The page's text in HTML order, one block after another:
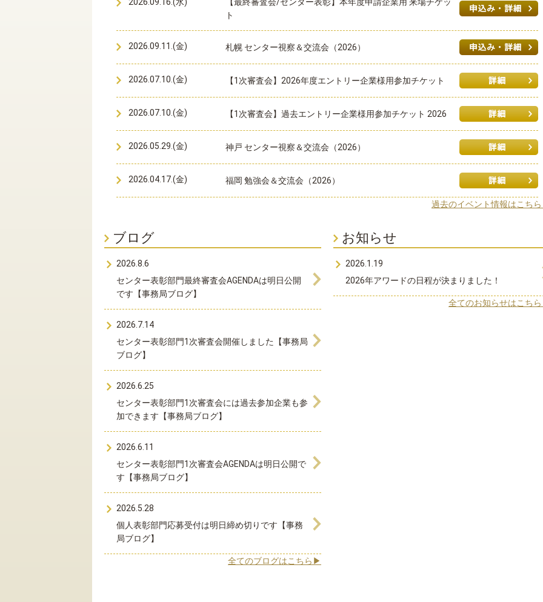
ト
2026.09.11.(金) 札幌 センター視察＆交流会（2026）
2026.07.10.(金) 【1次審査会】2026年度エントリー企業様用参加チケット
2026.07.10.(金) 【1次審査会】過去エントリー企業様用参加チケット 2026
2026.05.29.(金) 神戸 センター視察＆交流会（2026）
2026.04.17.(金) 福岡 勉強会＆交流会（2026）
過去のイベント情報はこち
ブログ
2026.8.6
センター表彰部門最終審査会AGENDAは明日公開
です【事務局ブログ】
2026.7.14
センター表彰部門1次審査会開催しました【事務局
ブログ】
2026.6.25
センター表彰部門1次審査会には過去参加企業も参
加できます【事務局ブログ】
2026.6.11
センター表彰部門1次審査会AGENDAは明日公開で
す【事務局ブログ】
2026.5.28
個人表彰部門応募受付は明日締め切りです【事務
局ブログ】
全てのブログはこちら▶
お知らせ
2026.1.19
2026年アワードの日程が決まりました！
全てのお知らせはこち